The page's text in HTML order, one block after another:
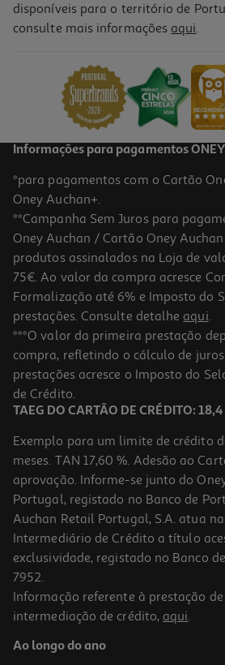
disponíveis para o território de
consulte mais informações aqui.
Informações para pagamentos ONEY
*para pagamentos com o Cartão
Oney Auchan+.
**Campanha Sem Juros para
Oney Auchan / Cartão Oney
produtos assinalados na Loja de
75€. Ao valor da compra acresce
Formalização até 6% e Imposto do
prestações. Consulte detalhe aqui.
***O valor da primeira prestação
compra, refletindo o cálculo de
prestações acresce o Imposto do
de Crédito.
TAEG DO CARTÃO DE CRÉDITO: 18,4
Exemplo para um limite de crédito
meses. TAN 17,60 %. Adesão ao
aprovação. Informe-se junto do
Portugal, registado no Banco de
Auchan Retail Portugal, S.A. atua
Intermediário de Crédito a título
exclusividade, registado no Banco
7952.
Informação referente à prestação de
intermediação de crédito, aqui.
Ao longo do ano